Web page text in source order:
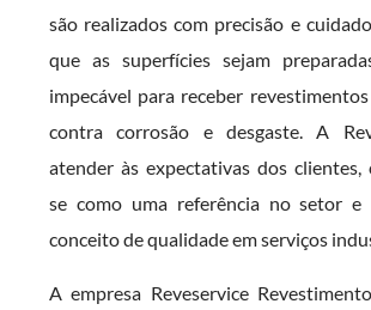
são realizados com precisão e
que as superfícies sejam
impecável para receber
contra corrosão e desgaste. A
atender às expectativas dos clientes,
se como uma referência no setor e
conceito de qualidade em serviços
A empresa Reveservice